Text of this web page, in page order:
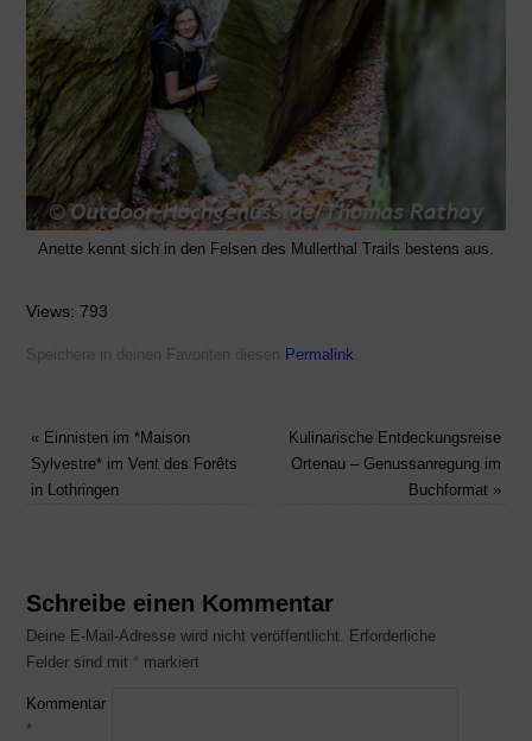
Anette kennt sich in den Felsen des Mullerthal Trails bestens aus.
Views: 793
Speichere in deinen Favoriten diesen Permalink
«Einnisten im *Maison
Sylvestre* im Vent des Forêts
in Lothringen
Kulinarische Entdeckungsreise
Ortenau – Genussanregung im
Buchformat »
Schreibe einen Kommentar
Deine E-Mail-Adresse wird nicht veröffentlicht. Erforderliche
Felder sind mit * markiert
Kommentar
*